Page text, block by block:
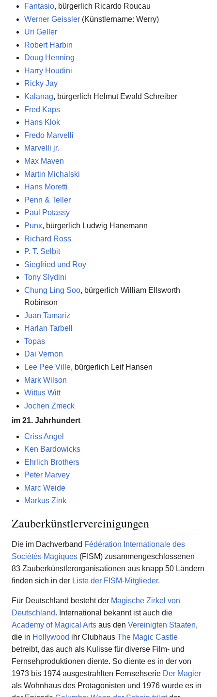
Fantasio, bürgerlich Ricardo Roucau
Werner Geissler(Künstlername: Werry)
Uri Geller
Robert Harbin
Doug Henning
Harry Houdini
Ricky Jay
Kalanag, bürgerlich Helmut Ewald Schreiber
Fred Kaps
Hans Klok
Fredo Marvelli
Marvelli jr.
Max Maven
Martin Michalski
Hans Moretti
Penn & Teller
Paul Potassy
Punx, bürgerlich Ludwig Hanemann
Richard Ross
P. T. Selbit
Siegfried und Roy
Tony Slydini
Chung Ling Soo, bürgerlich William Ellsworth
Robinson
Juan Tamariz
Harlan Tarbell
Topas
Dai Vernon
Lee Pee Ville, bürgerlich Leif Hansen
Mark Wilson
Wittus Witt
Jochen Zmeck
im 21. Jahrhundert
Criss Angel
Ken Bardowicks
Ehrlich Brothers
Peter Marvey
Marc Weide
Markus Zink
Zauberkünstlervereinigungen
Die im Dachverband Fédération Internationale des
Sociétés Magiques (FISM) zusammengeschlossenen
83 Zauberkünstlerorganisationen aus knapp 50 Ländern
finden sich in der Liste der FISM-Mitglieder.
Für Deutschland besteht der Magische Zirkel von
Deutschland. International bekannt ist auch die
Academy of Magical Arts aus den Vereinigten Staaten,
die in Hollywood ihr Clubhaus The Magic Castle
betreibt, das auch als Kulisse für diverse Film- und
Fernsehproduktionen diente. So diente es in der von
1973 bis 1974 ausgestrahlten Fernsehserie Der Magier
als Wohnhaus des Protagonisten und 1976 wurde es in